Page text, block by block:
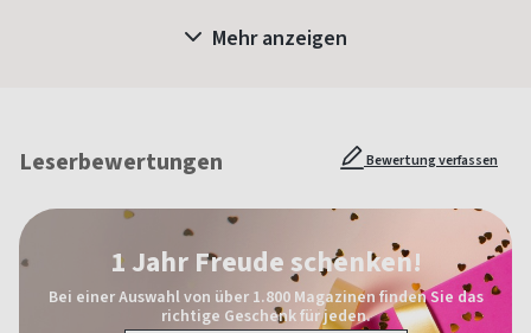
Mehr anzeigen
Leserbewertungen Bewertung verfassen
1 Jahr Freude schenken!
Bei einer Auswahl von über 1.800 Magazinen finden Sie das
richtige Geschenk für jeden.